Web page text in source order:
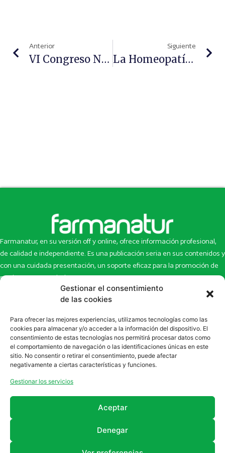
Gestionar el consentimiento
de las cookies
Para ofrecer las mejores experiencias, utilizamos tecnologías como las
cookies para almacenar y/o acceder a la información del dispositivo. El
consentimiento de estas tecnologías nos permitirá procesar datos como
el comportamiento de navegación o las identificaciones únicas en este
sitio. No consentir o retirar el consentimiento, puede afectar
negativamente a ciertas características y funciones.
Gestionar los servicios
Aceptar
Denegar
Anterior
VI Congreso Nacional De Homeopatía, Bajo El Lema ‘Por Una Medicina Personalizada’
Siguiente
La Homeopatía, Una Opción Terapéutica Complementaria Y De Utilidad Para El Abordaje De Las Enfermedades Crónicas
Farmanatur, en su versión off y online, ofrece información profesional,
de calidad e independiente. Es una publicación seria en sus contenidos y
con una cuidada presentación, un soporte eficaz para la promoción de
productos y novedades.
Inicio
Newsletter
Eco Multimedia
Contacto
Artículos
Escaparate
Enlaces de interés
SUSCRÍBETE A NUESTRO NEWSLETTER
la sección deNewsletter